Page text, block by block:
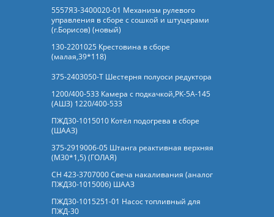
5557Я3-3400020-01 Механизм рулевого
управления в сборе с сошкой и штуцерами
(г.Борисов) (новый)
130-2201025 Крестовина в сборе
(малая,39*118)
375-2403050-Т Шестерня полуоси редуктора
1200/400-533 Камера с подкачкой,РК-5А-145
(АШЗ) 1220/400-533
ПЖД30-1015010 Котёл подогрева в сборе
(ШААЗ)
375-2919006-05 Штанга реактивная верхняя
(М30*1,5) (ГОЛАЯ)
СН 423-3707000 Свеча накаливания (аналог
ПЖД30-1015006) ШААЗ
ПЖД30-1015251-01 Насос топливный для
ПЖД-30